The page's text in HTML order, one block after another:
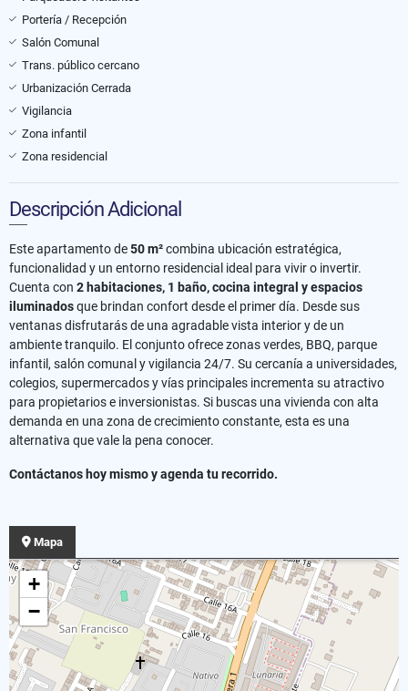
Portería / Recepción
Salón Comunal
Trans. público cercano
Urbanización Cerrada
Vigilancia
Zona infantil
Zona residencial
Descripción Adicional
Este apartamento de50 m²combina ubicación estratégica,
funcionalidad y un entorno residencial ideal para vivir o invertir.
Cuenta con 2 habitaciones, 1 baño, cocina integral y espacios
iluminadosque brindan confort desde el primer día. Desde sus
ventanas disfrutarás de una agradable vista interior y de un
ambiente tranquilo. El conjunto ofrece zonas verdes, BBQ, parque
infantil, salón comunal y vigilancia 24/7. Su cercanía a universidades,
colegios, supermercados y vías principales incrementa su atractivo
para propietarios e inversionistas. Si buscas una vivienda con alta
demanda en una zona de crecimiento constante, esta es una
alternativa que vale la pena conocer.
Contáctanos hoy mismo y agenda tu recorrido.
Mapa
+
−